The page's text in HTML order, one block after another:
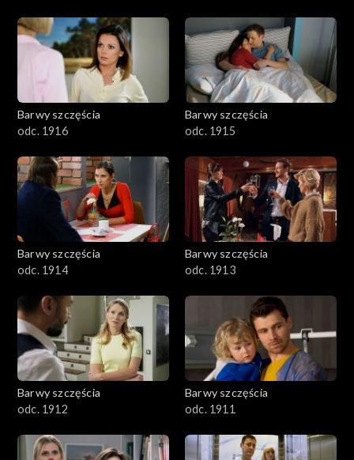
Barwy szczęścia
odc. 1916
Barwy szczęścia
odc. 1915
Barwy szczęścia
odc. 1914
Barwy szczęścia
odc. 1913
Barwy szczęścia
odc. 1912
Barwy szczęścia
odc. 1911